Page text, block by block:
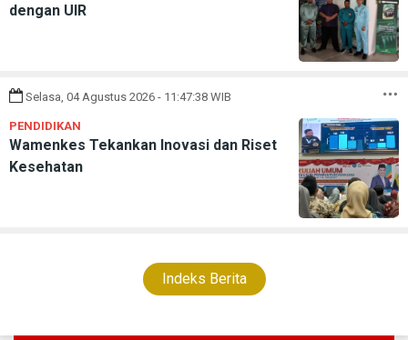
dengan UIR
Selasa, 04 Agustus 2026 - 11:47:38 WIB
PENDIDIKAN
Wamenkes Tekankan Inovasi dan Riset
Kesehatan
Indeks Berita